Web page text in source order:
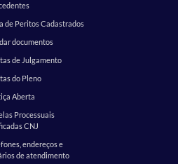
de Peritos Cadastrados
documentos
de Julgamento
do Pleno
Aberta
Processuais
CNJ
endereços e
de atendimento